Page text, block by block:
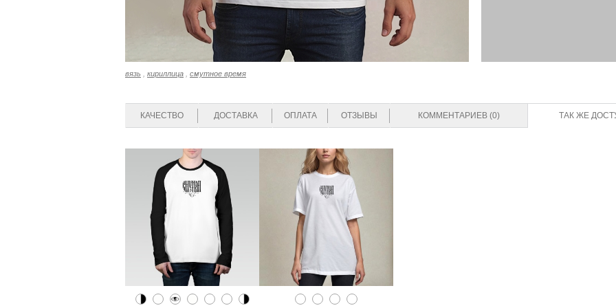
вязь кириллица смутное время
КАЧЕСТВО ДОСТАВКА ОПЛАТА ОТЗЫВЫ КОММЕНТАРИЕВ (0) ТАК ЖЕ